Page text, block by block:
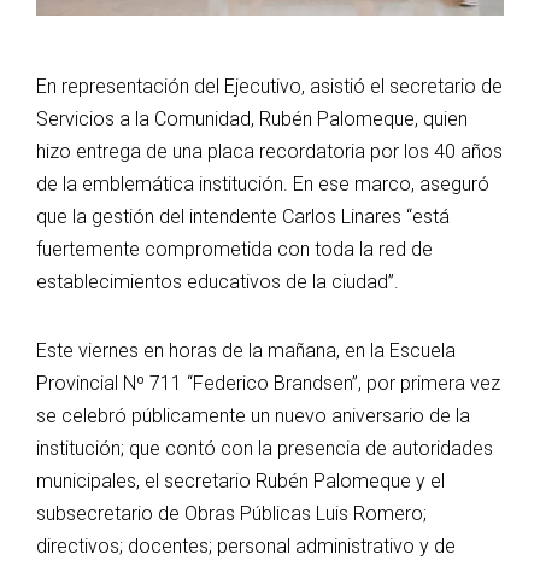
En representación del Ejecutivo, asistió el secretario de
Servicios a la Comunidad, Rubén Palomeque, quien
hizo entrega de una placa recordatoria por los 40 años
de la emblemática institución. En ese marco, aseguró
que la gestión del intendente Carlos Linares “está
fuertemente comprometida con toda la red de
establecimientos educativos de la ciudad”.
Este viernes en horas de la mañana, en la Escuela
Provincial Nº 711 “Federico Brandsen”, por primera vez
se celebró públicamente un nuevo aniversario de la
institución; que contó con la presencia de autoridades
municipales, el secretario Rubén Palomeque y el
subsecretario de Obras Públicas Luis Romero;
directivos; docentes; personal administrativo y de